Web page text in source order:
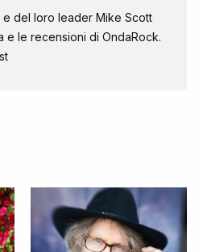
del loro leader Mike Scott
e le recensioni di OndaRock.